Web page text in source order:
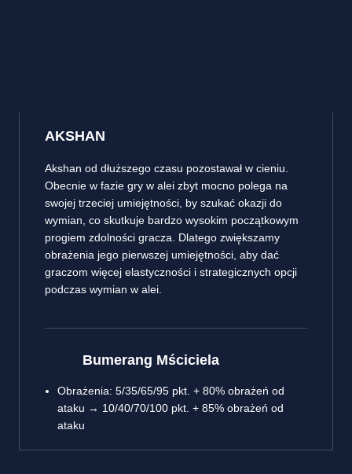
AKSHAN
Akshan od dłuższego czasu pozostawał w cieniu.
Obecnie w fazie gry w alei zbyt mocno polega na
swojej trzeciej umiejętności, by szukać okazji do
wymian, co skutkuje bardzo wysokim początkowym
progiem zdolności gracza. Dlatego zwiększamy
obrażenia jego pierwszej umiejętności, aby dać
graczom więcej elastyczności i strategicznych opcji
podczas wymian w alei.
Bumerang Mściciela
Obrażenia: 5/35/65/95 pkt. + 80% obrażeń od
ataku → 10/40/70/100 pkt. + 85% obrażeń od
ataku